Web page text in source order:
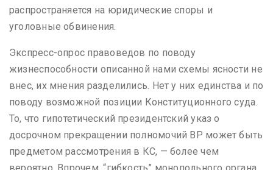
распространяется на юридические споры и
уголовные обвинения.
Экспресс-опрос правоведов по поводу
жизнеспособности описанной нами схемы ясности не
внес, их мнения разделились. Нет у них единства и по
поводу возможной позиции Конституционного суда.
То, что гипотетический президентский указ о
досрочном прекращении полномочий ВР может быть
предметом рассмотрения в КС, — более чем